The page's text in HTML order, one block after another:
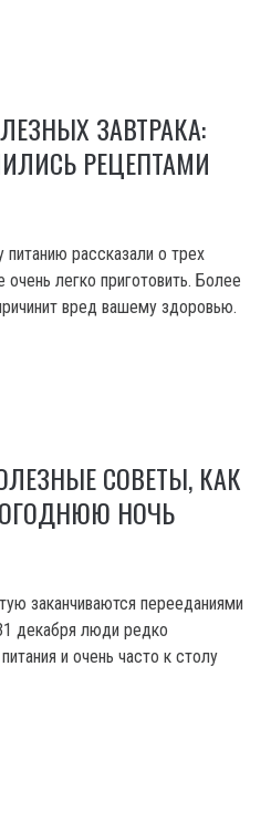
ЗАВТРАКА:
РЕЦЕПТАМИ
рассказали о трех
легко приготовить. Более
вред вашему здоровью.
СОВЕТЫ, КАК
НОЧЬ
заканчиваются перееданиями
декабря люди редко
и очень часто к столу